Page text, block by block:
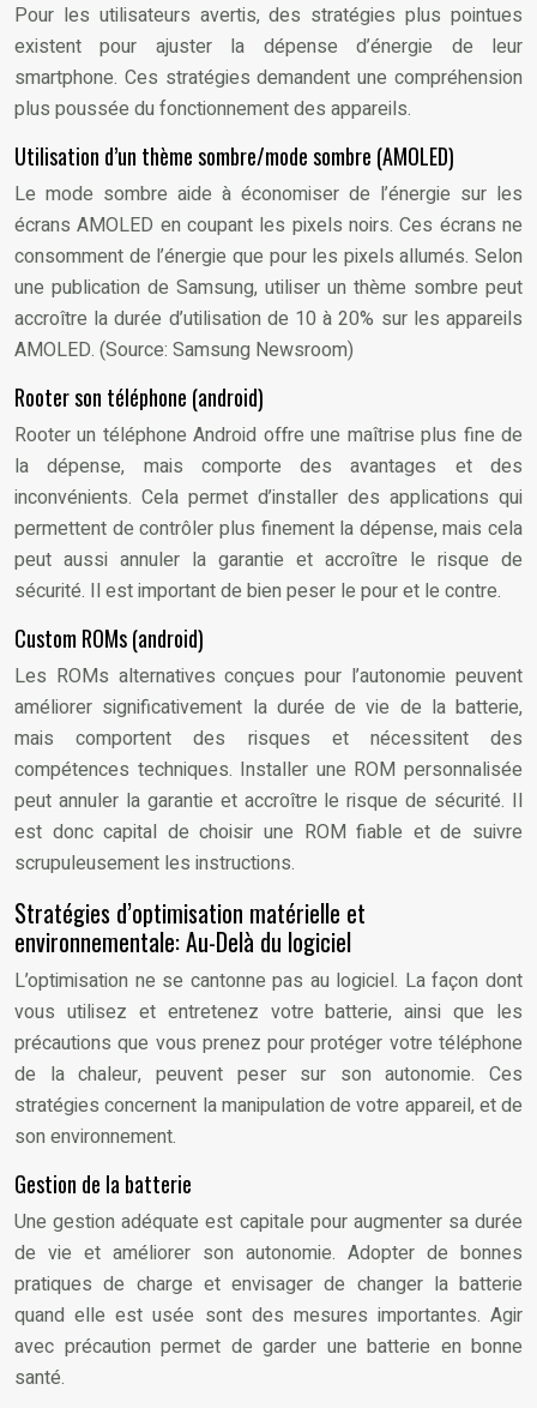
Pour les utilisateurs avertis, des stratégies plus pointues
existent pour ajuster la dépense d’énergie de leur
smartphone. Ces stratégies demandent une compréhension
plus poussée du fonctionnement des appareils.
Utilisation d’un thème sombre/mode sombre (AMOLED)
Le mode sombre aide à économiser de l’énergie sur les
écrans AMOLED en coupant les pixels noirs. Ces écrans ne
consomment de l’énergie que pour les pixels allumés. Selon
une publication de Samsung, utiliser un thème sombre peut
accroître la durée d’utilisation de 10 à 20% sur les appareils
AMOLED. (Source: Samsung Newsroom)
Rooter son téléphone (android)
Rooter un téléphone Android offre une maîtrise plus fine de
la dépense, mais comporte des avantages et des
inconvénients. Cela permet d’installer des applications qui
permettent de contrôler plus finement la dépense, mais cela
peut aussi annuler la garantie et accroître le risque de
sécurité. Il est important de bien peser le pour et le contre.
Custom ROMs (android)
Les ROMs alternatives conçues pour l’autonomie peuvent
améliorer significativement la durée de vie de la batterie,
mais comportent des risques et nécessitent des
compétences techniques. Installer une ROM personnalisée
peut annuler la garantie et accroître le risque de sécurité. Il
est donc capital de choisir une ROM fiable et de suivre
scrupuleusement les instructions.
Stratégies d’optimisation matérielle et
environnementale: Au-Delà du logiciel
L’optimisation ne se cantonne pas au logiciel. La façon dont
vous utilisez et entretenez votre batterie, ainsi que les
précautions que vous prenez pour protéger votre téléphone
de la chaleur, peuvent peser sur son autonomie. Ces
stratégies concernent la manipulation de votre appareil, et de
son environnement.
Gestion de la batterie
Une gestion adéquate est capitale pour augmenter sa durée
de vie et améliorer son autonomie. Adopter de bonnes
pratiques de charge et envisager de changer la batterie
quand elle est usée sont des mesures importantes. Agir
avec précaution permet de garder une batterie en bonne
santé.